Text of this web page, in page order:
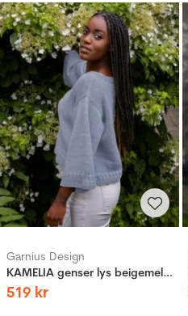
Garnius Design
KAMELIA genser lys beigemelert
519 kr